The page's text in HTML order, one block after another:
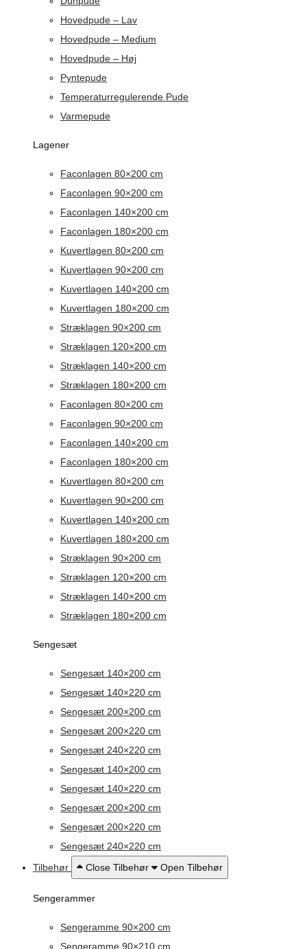
Hovedpude – Lav
Hovedpude – Medium
Hovedpude – Høj
Pyntepude
Temperaturregulerende Pude
Varmepude
Lagener
Faconlagen 80×200 cm
Faconlagen 90×200 cm
Faconlagen 140×200 cm
Faconlagen 180×200 cm
Kuvertlagen 80×200 cm
Kuvertlagen 90×200 cm
Kuvertlagen 140×200 cm
Kuvertlagen 180×200 cm
Stræklagen 90×200 cm
Stræklagen 120×200 cm
Stræklagen 140×200 cm
Stræklagen 180×200 cm
Faconlagen 80×200 cm
Faconlagen 90×200 cm
Faconlagen 140×200 cm
Faconlagen 180×200 cm
Kuvertlagen 80×200 cm
Kuvertlagen 90×200 cm
Kuvertlagen 140×200 cm
Kuvertlagen 180×200 cm
Stræklagen 90×200 cm
Stræklagen 120×200 cm
Stræklagen 140×200 cm
Stræklagen 180×200 cm
Sengesæt
Sengesæt 140×200 cm
Sengesæt 140×220 cm
Sengesæt 200×200 cm
Sengesæt 200×220 cm
Sengesæt 240×220 cm
Sengesæt 140×200 cm
Sengesæt 140×220 cm
Sengesæt 200×200 cm
Sengesæt 200×220 cm
Sengesæt 240×220 cm
Tilbehør
Close Tilbehør Open Tilbehør
Sengerammer
Sengeramme 90×200 cm
Sengeramme 90×210 cm